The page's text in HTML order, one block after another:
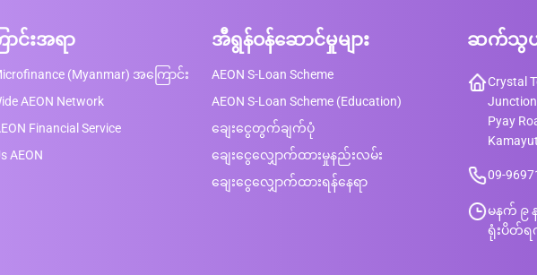
င်းအရာ
(Myanmar) အကြောင်း
AEON Network
Financial Service
AEON
အီရွန်ဝန်ဆောင်မှုများ
AEON S-Loan Scheme
AEON S-Loan Scheme (Education)
ချေးငွေတွက်ချက်ပုံ
ချေးငွေလျှောက်ထားမှုနည်းလမ်း
ချေးငွေလျှောက်ထားရန်နေရာ
ဆက်သွ
Crystal
Pyay
09-
မနက် ၉
ရုံးပိတ်